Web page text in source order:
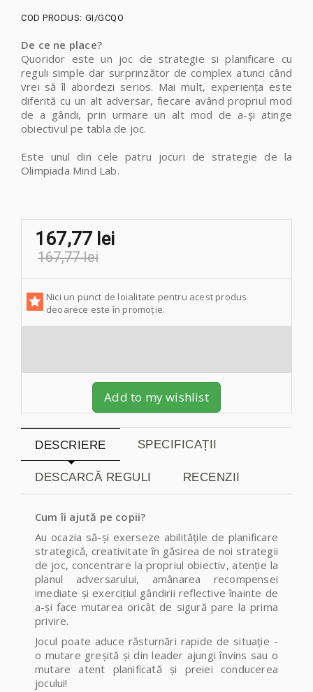
COD PRODUS: GI/GCQO
De ce ne place?
Quoridor este un joc de strategie si planificare cu
reguli simple dar surprinzător de complex atunci când
vrei să îl abordezi serios. Mai mult, experienţa este
diferită cu un alt adversar, fiecare având propriul mod
de a gândi, prin urmare un alt mod de a-şi atinge
obiectivul pe tabla de joc.
Este unul din cele patru jocuri de strategie de la
Olimpiada Mind Lab.
167,77 lei
167,77 lei
Nici un punct de loialitate pentru acest produs
deoarece este în promoție.
Add to my wishlist
DESCRIERE SPECIFICAȚII
DESCARCĂ REGULI RECENZII
Cum îi ajută pe copii?
Au ocazia să-şi exerseze abilităţile de planificare
strategică, creativitate în găsirea de noi strategii
de joc, concentrare la propriul obiectiv, atenţie la
planul adversarului, amânarea recompensei
imediate şi exerciţiul gândirii reflective înainte de
a-şi face mutarea oricât de sigură pare la prima
privire.
Jocul poate aduce răsturnări rapide de situaţie -
o mutare greşită şi din leader ajungi învins sau o
mutare atent planificată şi preiei conducerea
jocului!